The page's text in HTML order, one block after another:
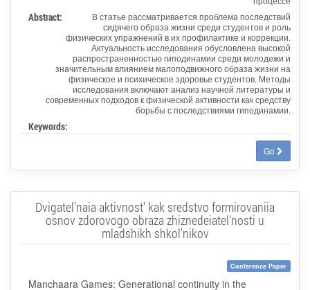
Abstract:
В статье рассматривается проблема последствий
сидячего образа жизни среди студентов и роль
физических упражнений в их профилактике и коррекции.
Актуальность исследования обусловлена высокой
распространенностью гиподинамии среди молодежи и
значительным влиянием малоподвижного образа жизни на
физическое и психическое здоровье студентов. Методы
исследования включают анализ научной литературы и
современных подходов к физической активности как средству
борьбы с последствиями гиподинамии.
Keywords:
Go
Dvigatel'naia aktivnost' kak sredstvo formirovaniia
osnov zdorovogo obraza zhiznedeiatel'nosti u
mladshikh shkol'nikov
Conference Paper
Manchaara Games: Generational continuity in the